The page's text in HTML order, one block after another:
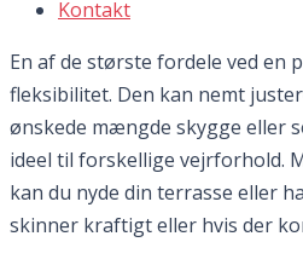
Kontakt
En af de største fordele ved en
fleksibilitet. Den kan nemt
ønskede mængde skygge eller
ideel til forskellige vejrforhold.
kan du nyde din terrasse eller
skinner kraftigt eller hvis der